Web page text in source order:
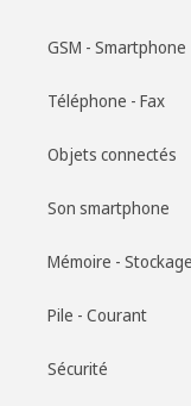
GSM - Smartphone
Téléphone - Fax
Objets connectés
Son smartphone
Mémoire - Stockage
Pile - Courant
Sécurité